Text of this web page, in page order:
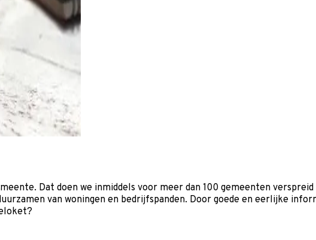
Dat doen we inmiddels voor meer dan 100 gemeenten
van woningen en bedrijfspanden. Door goede en eerlijke